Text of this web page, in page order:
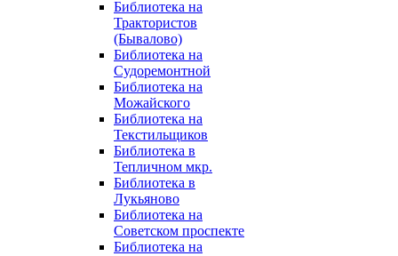
Библиотека на
Трактористов
(Бывалово)
Библиотека на
Судоремонтной
Библиотека на
Можайского
Библиотека на
Текстильщиков
Библиотека в
Тепличном мкр.
Библиотека в
Лукьяново
Библиотека на
Советском проспекте
Библиотека на